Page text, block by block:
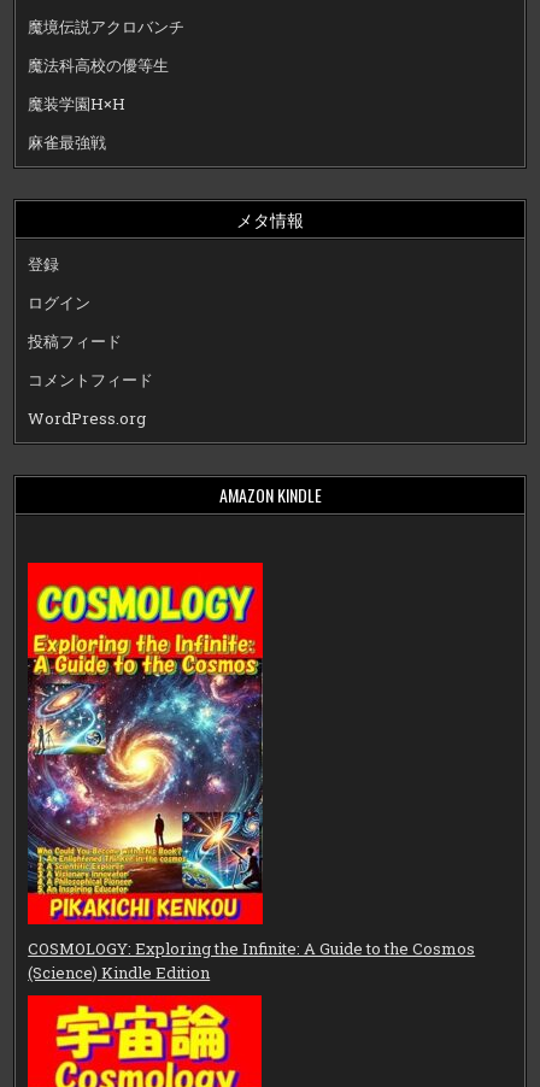
魔境伝説アクロバンチ
魔法科高校の優等生
魔装学園H×H
麻雀最強戦
メタ情報
登録
ログイン
投稿フィード
コメントフィード
WordPress.org
AMAZON KINDLE
COSMOLOGY: Exploring the Infinite: A Guide to the Cosmos
(Science) Kindle Edition